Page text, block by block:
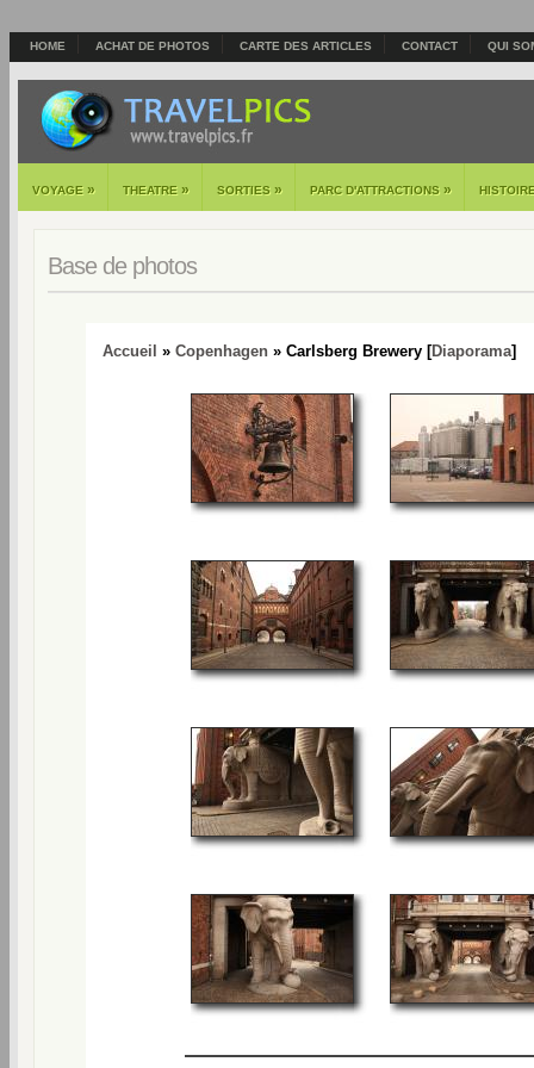
HOME ACHAT DE PHOTOS CARTE DES ARTICLES CONTACT QUI
VOYAGE » THEATRE » SORTIES » PARC D'ATTRACTIONS »
Base de photos
Accueil » Copenhagen » Carlsberg Brewery [Diaporama]